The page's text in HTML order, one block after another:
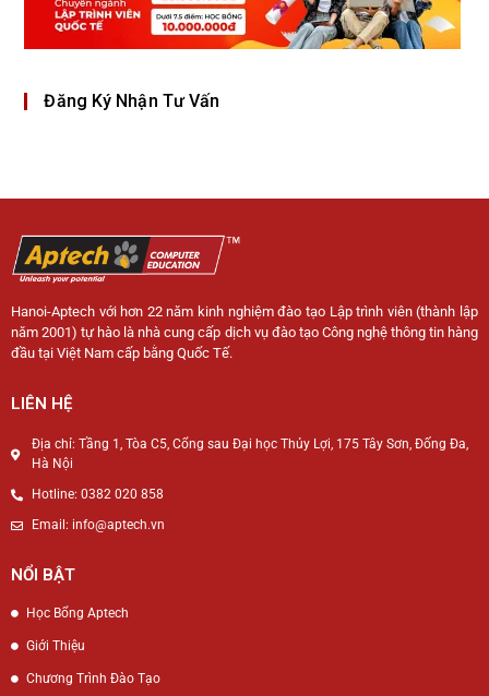
Đăng Ký Nhận Tư Vấn
Hanoi-Aptech với hơn 22 năm kinh nghiệm đào tạo Lập trình viên (thành lập
năm 2001) tự hào là nhà cung cấp dịch vụ đào tạo Công nghệ thông tin hàng
đầu tại Việt Nam cấp bằng Quốc Tế.
LIÊN HỆ
Địa chỉ: Tầng 1, Tòa C5, Cổng sau Đại học Thủy Lợi, 175 Tây Sơn, Đống Đa,
Hà Nội
Hotline: 0382 020 858
Email: info@aptech.vn
NỔI BẬT
Học Bổng Aptech
Giới Thiệu
Chương Trình Đào Tạo